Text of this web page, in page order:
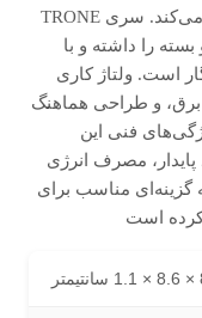
عملکردی روان و طول عمر بالا را تضمین می‌کند. سری TRONE
را داشته و با
است. ولتاژ کاری
برق، و طراحی هماهنگ
فنی این
مصرف انرژی
گزینه‌ای مناسب برای
کرده است